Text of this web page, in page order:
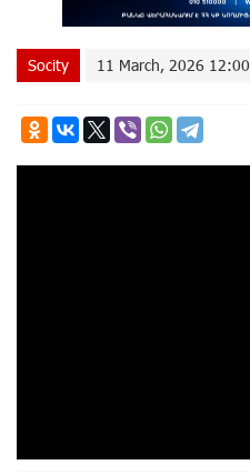
Socity 11 March, 2026 12:00